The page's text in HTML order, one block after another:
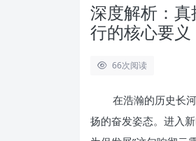
深度解析：
行的核心要义
66次阅读
在浩瀚的历史长
扬的奋发姿态。进入